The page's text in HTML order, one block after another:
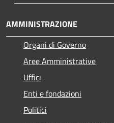
AMMINISTRAZIONE
Organi di Governo
Aree Amministrative
Uffici
Enti e fondazioni
Politici